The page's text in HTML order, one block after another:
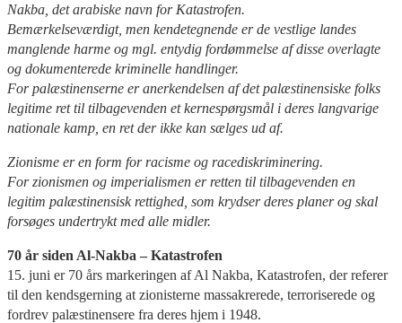
Nakba, det arabiske navn for Katastrofen.
Bemærkelseværdigt, men kendetegnende er de vestlige landes
manglende harme og mgl. entydig fordømmelse af disse overlagte
og dokumenterede kriminelle handlinger.
For palæstinenserne er anerkendelsen af det palæstinensiske folks
legitime ret til tilbagevenden et kernespørgsmål i deres langvarige
nationale kamp, en ret der ikke kan sælges ud af.
Zionisme er en form for racisme og racediskriminering.
For zionismen og imperialismen er retten til tilbagevenden en
legitim palæstinensisk rettighed, som krydser deres planer og skal
forsøges undertrykt med alle midler.
70 år siden Al-Nakba – Katastrofen
15. juni er 70 års markeringen af Al Nakba, Katastrofen, der referer
til den kendsgerning at zionisterne massakrerede, terroriserede og
fordrev palæstinensere fra deres hjem i 1948.